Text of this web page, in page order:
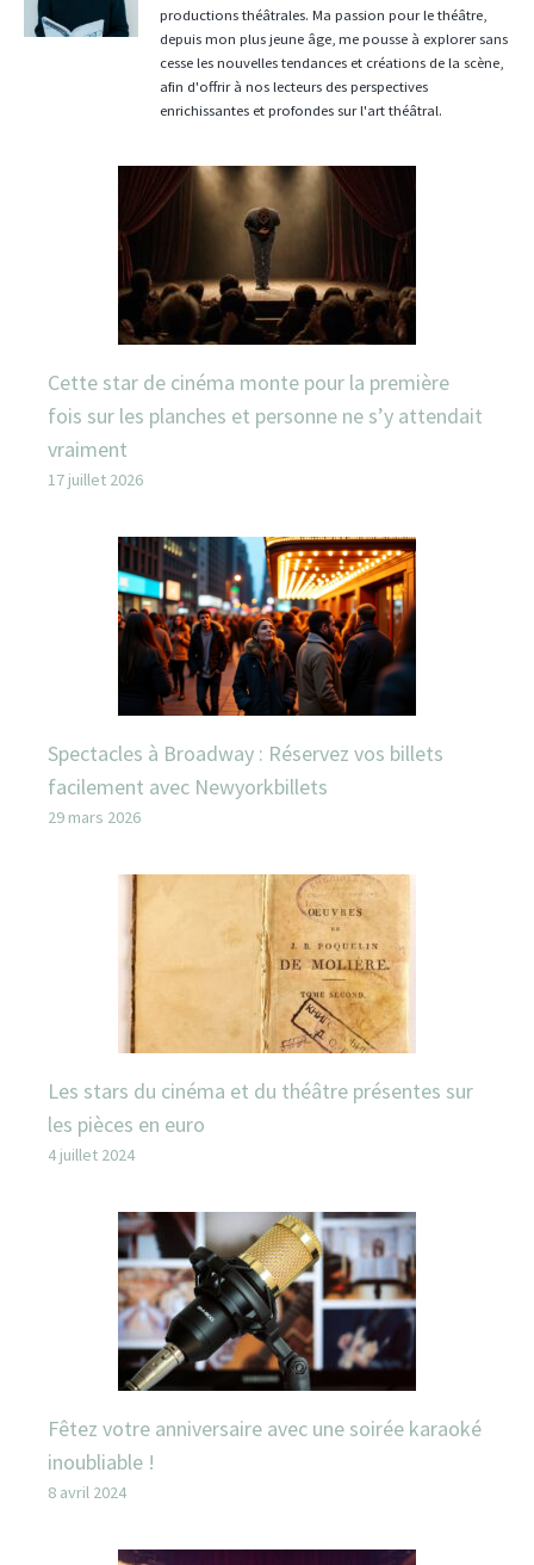
productions théâtrales. Ma passion pour le théâtre,
depuis mon plus jeune âge, me pousse à explorer sans
cesse les nouvelles tendances et créations de la scène,
afin d'offrir à nos lecteurs des perspectives
enrichissantes et profondes sur l'art théâtral.
Cette star de cinéma monte pour la première
fois sur les planches et personne ne s’y attendait
vraiment
17 juillet 2026
Spectacles à Broadway : Réservez vos billets
facilement avec Newyorkbillets
29 mars 2026
Les stars du cinéma et du théâtre présentes sur
les pièces en euro
4 juillet 2024
Fêtez votre anniversaire avec une soirée karaoké
inoubliable !
8 avril 2024